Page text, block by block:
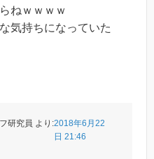
ねｗｗｗｗ
気持ちになっていた
研究員 より:2018年6月22
日 21:46